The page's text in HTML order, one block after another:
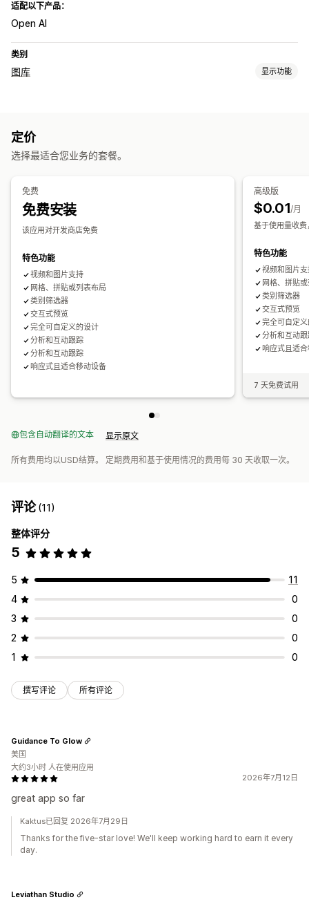
适配以下产品：
Open AI
类别
图库 显示功能
定价
选择最适合您业务的套餐。
免费
免费安装
该应用对开发商店免费
特色功能
视频和图片支持
网格、拼贴或列表布局
类别筛选器
交互式预览
完全可自定义的设计
分析和互动跟踪
分析和互动跟踪
响应式且适合移动设备
高级版
$0.01/月
基于使用量收
特色功能
视频和图片
网格、拼贴
类别筛选器
交互式预览
完全可自定
分析和互动
响应式且适
7 天免费试用
包含自动翻译的文本 显示原文
所有费用均以USD结算。 定期费用和基于使用情况的费用每 30 天收取一次。
评论(11)
整体评分
5
5
11
4
0
3
0
2
0
1
0
撰写评论 所有评论
2026年7月12日
great app so far
Guidance To Glow
美国
大约3小时 人在使用应用
Kaktus已回复 2026年7月29日
Thanks for the five-star love! We'll keep working hard to earn it every
day.
Leviathan Studio